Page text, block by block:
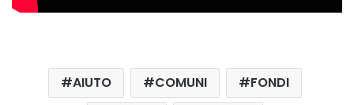
AIUTO COMUNI
FONDI